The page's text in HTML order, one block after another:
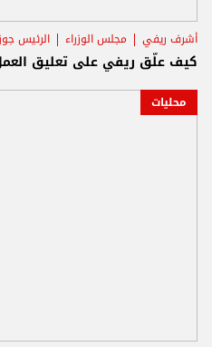
أشرف ريفي مجلس الوزراء الرئيس
كيف علّق ريفي على تعليق
محليات